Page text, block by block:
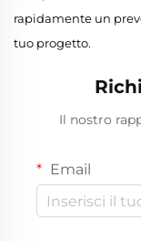
rapidamente un
tuo progetto.
Il nostro
Email